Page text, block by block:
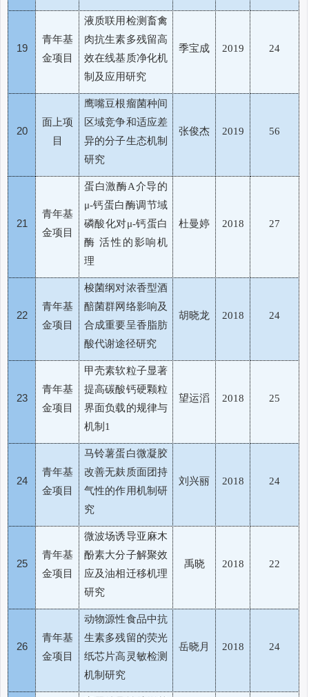
19
青年基
金项目
液质联用检测畜禽
肉抗生素多残留高
效在线基质净化机
制及应用研究
季宝成 2019 24
20
面上项
目
鹰嘴豆根瘤菌种间
区域竞争和适应差
异的分子生态机制
研究
张俊杰 2019 56
21
青年基
金项目
蛋白激酶A介导的
μ-钙蛋白酶调节域
磷酸化对μ-钙蛋白
酶 活性的影响机
理
杜曼婷 2018 27
22
青年基
金项目
梭菌纲对浓香型酒
醅菌群网络影响及
合成重要呈香脂肪
酸代谢途径研究
胡晓龙 2018 24
23
青年基
金项目
甲壳素软粒子显著
提高碳酸钙硬颗粒
界面负载的规律与
机制 1
望运滔 2018 25
24
青年基
金项目
马铃薯蛋白微凝胶
改善无麸质面团持
气性的作用机制研
究
刘兴丽 2018 24
25
青年基
金项目
微波场诱导亚麻木
酚素大分子解聚效
应及油相迁移机理
研究
禹晓 2018 22
26
青年基
金项目
动物源性食品中抗
生素多残留的荧光
纸芯片高灵敏检测
机制研究
岳晓月 2018 24